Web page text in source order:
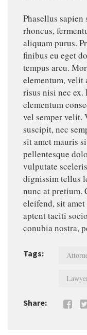
Phasellus sapien
rhoncus,
aliquam purus.
finibus eu eget
tempus arcu.
elementum, velit
risus nisi nec ex.
elementum
vel semper velit.
suscipit, nec
sit amet mauris
pellentesque
vulputate
dignissim tellus
nunc at pretium.
eleifend, sit
aptent taciti
conubia nostra,
Tags:
Share: